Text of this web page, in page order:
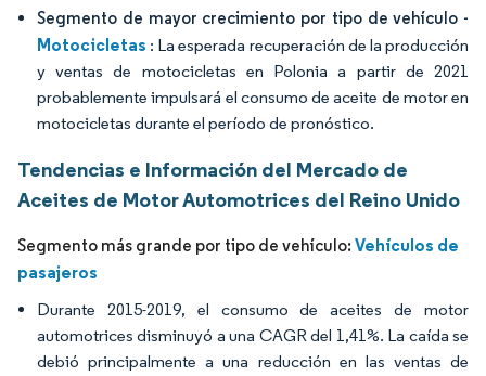
Segmento de mayor crecimiento por tipo de vehículo -
Motocicletas : La esperada recuperación de la producción
y ventas de motocicletas en Polonia a partir de 2021
probablemente impulsará el consumo de aceite de motor en
motocicletas durante el período de pronóstico.
Tendencias e Información del Mercado de
Aceites de Motor Automotrices del Reino Unido
Segmento más grande por tipo de vehículo:Vehículos de
pasajeros
Durante 2015-2019, el consumo de aceites de motor
automotrices disminuyó a una CAGR del 1,41%. La caída se
debió principalmente a una reducción en las ventas de